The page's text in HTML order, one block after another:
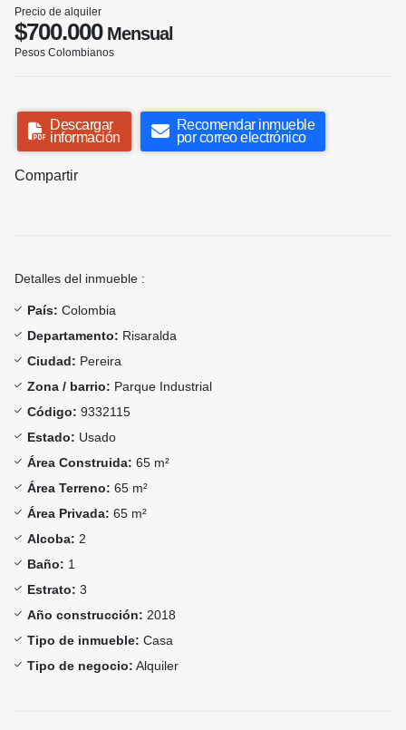
Precio de alquiler
$700.000Mensual
Pesos Colombianos
Descargar
información
Recomendar inmueble
por correo electrónico
Compartir
Detalles del inmueble :
País: Colombia
Departamento: Risaralda
Ciudad: Pereira
Zona / barrio: Parque Industrial
Código: 9332115
Estado: Usado
Área Construida: 65 m²
Área Terreno: 65 m²
Área Privada: 65 m²
Alcoba: 2
Baño: 1
Estrato: 3
Año construcción: 2018
Tipo de inmueble: Casa
Tipo de negocio: Alquiler